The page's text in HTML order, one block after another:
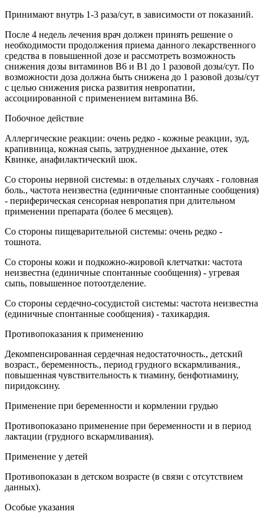
Принимают внутрь 1-3 раза/сут, в зависимости от показаний.
После 4 недель лечения врач должен принять решение о
необходимости продолжения приема данного лекарственного
средства в повышенной дозе и рассмотреть возможность
снижения дозы витаминов В6 и В1 до 1 разовой дозы/сут. По
возможности доза должна быть снижена до 1 разовой дозы/сут
с целью снижения риска развития невропатии,
ассоциированной с применением витамина В6.
Побочное действие
Аллергические реакции: очень редко - кожные реакции, зуд,
крапивница, кожная сыпь, затрудненное дыхание, отек
Квинке, анафилактический шок.
Со стороны нервной системы: в отдельных случаях - головная
боль., частота неизвестна (единичные спонтанные сообщения)
- периферическая сенсорная невропатия при длительном
применении препарата (более 6 месяцев).
Со стороны пищеварительной системы: очень редко -
тошнота.
Со стороны кожи и подкожно-жировой клетчатки: частота
неизвестна (единичные спонтанные сообщения) - угревая
сыпь, повышенное потоотделение.
Со стороны сердечно-сосудистой системы: частота неизвестна
(единичные спонтанные сообщения) - тахикардия.
Противопоказания к применению
Декомпенсированная сердечная недостаточность., детский
возраст., беременность., период грудного вскармливания.,
повышенная чувствительность к тиамину, бенфотиамину,
пиридоксину.
Применение при беременности и кормлении грудью
Противопоказано применение при беременности и в период
лактации (грудного вскармливания).
Применение у детей
Противопоказан в детском возрасте (в связи с отсутствием
данных).
Особые указания